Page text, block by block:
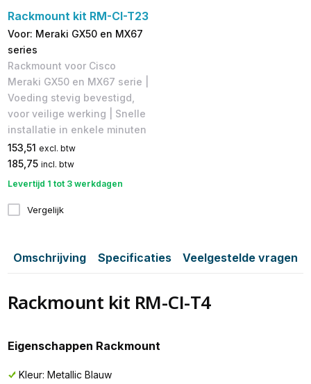
Rackmount kit RM-CI-T23
Voor: Meraki GX50 en MX67
series
Rackmount voor Cisco
Meraki GX50 en MX67 serie |
Voeding stevig bevestigd,
voor veilige werking | Snelle
installatie in enkele minuten
153,51 excl. btw
185,75 incl. btw
Levertijd 1 tot 3 werkdagen
Vergelijk
Omschrijving Specificaties Veelgestelde vragen
Rackmount kit RM-CI-T4
Eigenschappen Rackmount
Kleur: Metallic Blauw